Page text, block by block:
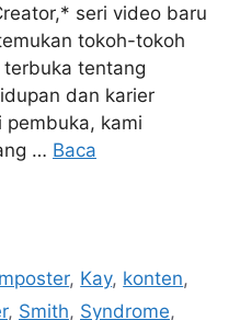
seri video baru
tokoh-tokoh
tentang
dan karier
kami
… Baca
, Kay, konten,
, Smith, Syndrome,